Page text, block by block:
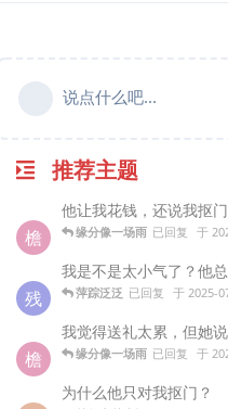
说点什么吧...
推荐主题
檐
他让我花钱，还说我抠
缘分像一场雨 已回复 于
残
我是不是太小气了？他
萍踪泛泛 已回复 于 2025-
檐
我觉得送礼太累，但她
缘分像一场雨 已回复 于
为什么他只对我抠门？